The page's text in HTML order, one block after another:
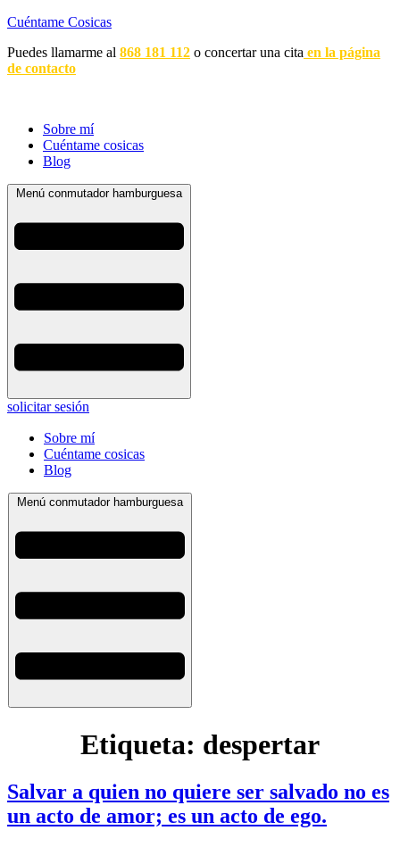
Cuéntame Cosicas
Puedes llamarme al 868 181 112 o concertar una cita en la página
de contacto
Sobre mí
Cuéntame cosicas
Blog
Menú conmutador hamburguesa
solicitar sesión
Sobre mí
Cuéntame cosicas
Blog
Menú conmutador hamburguesa
Etiqueta: despertar
Salvar a quien no quiere ser salvado no es
un acto de amor; es un acto de ego.